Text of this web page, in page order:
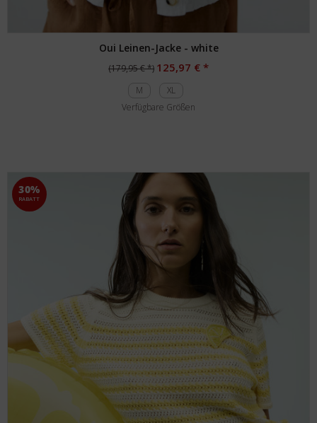
Oui Leinen-Jacke - white
(179,95 € *) 125,97 € *
M
XL
Verfügbare Größen
30%
RABATT